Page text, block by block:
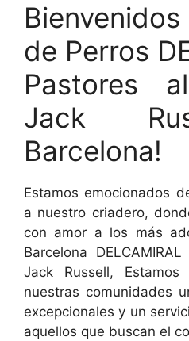
de Perros
Pastores
Jack
Barcelona!
Estamos emocionados
a nuestro criadero,
con amor a los más
Barcelona
Jack Russell,
nuestras comunidades
excepcionales y un
aquellos que buscan el